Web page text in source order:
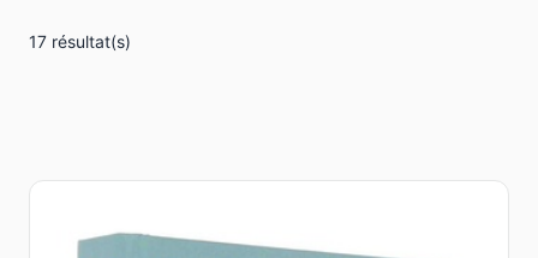
17 résultat(s)